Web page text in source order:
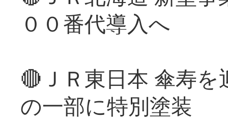
００番代導入へ
🔴ＪＲ東日本 傘寿
の一部に特別塗装